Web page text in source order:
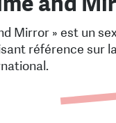
Mirror » est un
référence sur